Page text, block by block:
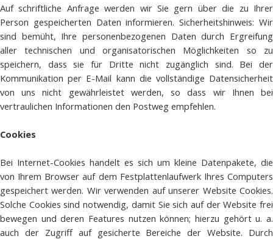
Auf schriftliche Anfrage werden wir Sie gern über die zu Ihrer
Person gespeicherten Daten informieren. Sicherheitshinweis: Wir
sind bemüht, Ihre personenbezogenen Daten durch Ergreifung
aller technischen und organisatorischen Möglichkeiten so zu
speichern, dass sie für Dritte nicht zugänglich sind. Bei der
Kommunikation per E-Mail kann die vollständige Datensicherheit
von uns nicht gewährleistet werden, so dass wir Ihnen bei
vertraulichen Informationen den Postweg empfehlen.
Cookies
Bei Internet-Cookies handelt es sich um kleine Datenpakete, die
von Ihrem Browser auf dem Festplattenlaufwerk Ihres Computers
gespeichert werden. Wir verwenden auf unserer Website Cookies.
Solche Cookies sind notwendig, damit Sie sich auf der Website frei
bewegen und deren Features nutzen können; hierzu gehört u. a.
auch der Zugriff auf gesicherte Bereiche der Website. Durch